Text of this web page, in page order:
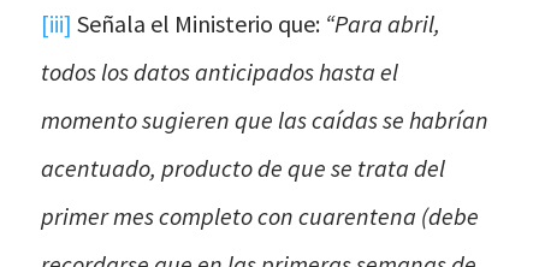
[iii] Señala el Ministerio que: “Para abril,
todos los datos anticipados hasta el
momento sugieren que las caídas se habrían
acentuado, producto de que se trata del
primer mes completo con cuarentena (debe